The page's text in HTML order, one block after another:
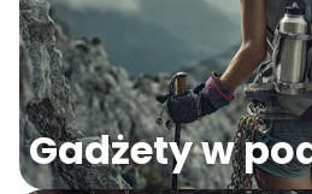
Gadżety w